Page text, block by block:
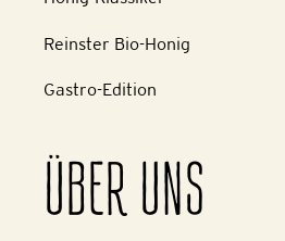
Reinster Bio-Honig
Gastro-Edition
ÜBER UNS